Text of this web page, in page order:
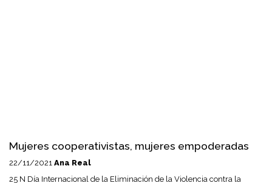
Mujeres cooperativistas, mujeres empoderadas
22/11/2021 Ana Real
25 N Día Internacional de la Eliminación de la Violencia contra la